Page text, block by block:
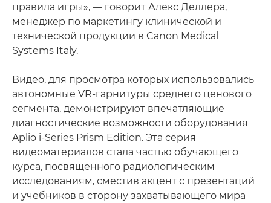
правила игры», — говорит Алекс Деллера,
менеджер по маркетингу клинической и
технической продукции в Canon Medical
Systems Italy.
Видео, для просмотра которых использовались
автономные VR-гарнитуры среднего ценового
сегмента, демонстрируют впечатляющие
диагностические возможности оборудования
Aplio i-Series Prism Edition. Эта серия
видеоматериалов стала частью обучающего
курса, посвященного радиологическим
исследованиям, сместив акцент с презентаций
и учебников в сторону захватывающего мира